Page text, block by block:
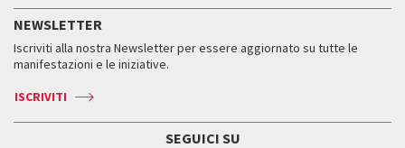
Come raggiungerci
Come raggiungerci
Contatti
Press
Orari e sedi
Biglietti
Servizi al pubblico
Come raggiungerci
Contatti
Storia
Orari e sedi
NEWSLETTER
Iscriviti alla nostra Newsletter per essere aggiornato su tutte le
manifestazioni e le iniziative.
ISCRIVITI
SEGUICI SU